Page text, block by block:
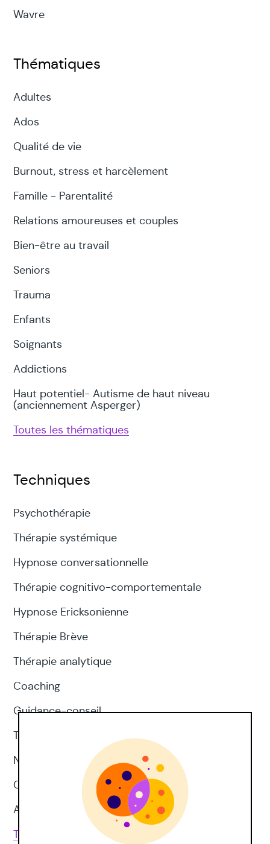
Wavre
Thématiques
Adultes
Ados
Qualité de vie
Burnout, stress et harcèlement
Famille - Parentalité
Relations amoureuses et couples
Bien-être au travail
Seniors
Trauma
Enfants
Soignants
Addictions
Haut potentiel- Autisme de haut niveau
(anciennement Asperger)
Toutes les thématiques
Techniques
Psychothérapie
Thérapie systémique
Hypnose conversationnelle
Thérapie cognitivo-comportementale
Hypnose Ericksonienne
Thérapie Brève
Thérapie analytique
Coaching
Guidance-conseil
Thérapie d'acceptation et d'engagement
Neuropsychologie
CNV
Approches corporelles
Toutes les techniques